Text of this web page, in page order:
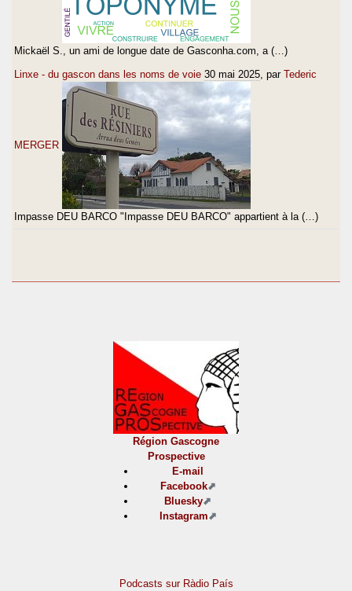
Mickaël S., un ami de longue date de Gasconha.com, a (…)
Linxe - du gascon dans les noms de voie 30 mai 2025 , par Tederic
MERGER
Impasse DEU BARCO "Impasse DEU BARCO" appartient à la (…)
Région Gascogne
Prospective
E-mail
Facebook
Bluesky
Instagram
Podcasts sur Ràdio País